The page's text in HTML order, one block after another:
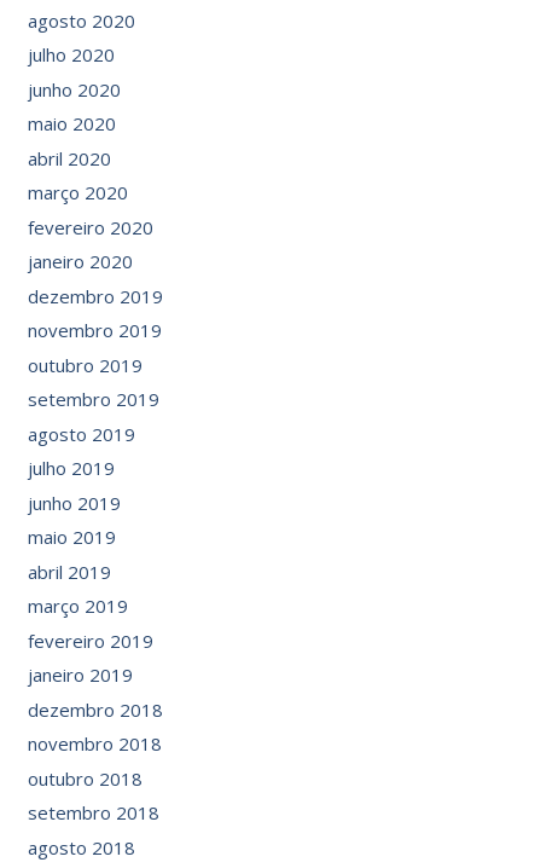
agosto 2020
julho 2020
junho 2020
maio 2020
abril 2020
março 2020
fevereiro 2020
janeiro 2020
dezembro 2019
novembro 2019
outubro 2019
setembro 2019
agosto 2019
julho 2019
junho 2019
maio 2019
abril 2019
março 2019
fevereiro 2019
janeiro 2019
dezembro 2018
novembro 2018
outubro 2018
setembro 2018
agosto 2018